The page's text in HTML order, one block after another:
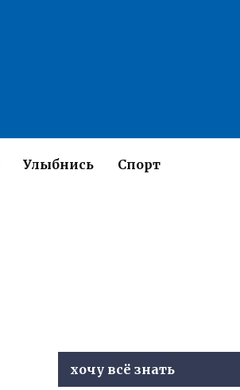
Улыбнись Спорт
хочу всё знать